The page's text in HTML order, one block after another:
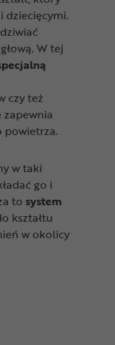
W tej
czy też
zapewnia
powietrza.
w taki
go i
to system
kształtu
w okolicy